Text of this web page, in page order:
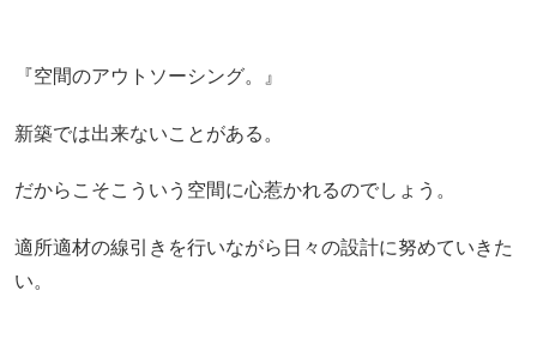
『空間のアウトソーシング。』
新築では出来ないことがある。
だからこそこういう空間に心惹かれるのでしょう。
適所適材の線引きを行いながら日々の設計に努めていきた
い。